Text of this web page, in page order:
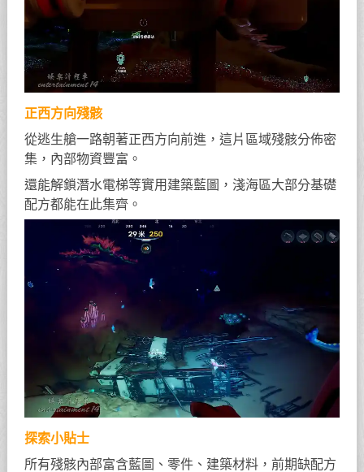
正西方向殘骸
從逃生艙一路朝著正西方向前進，這片區域殘骸分佈密
集，內部物資豐富。
還能解鎖潛水電梯等實用建築藍圖，淺海區大部分基礎
配方都能在此集齊。
探索小貼士
所有殘骸內部富含藍圖、零件、建築材料，前期缺配方